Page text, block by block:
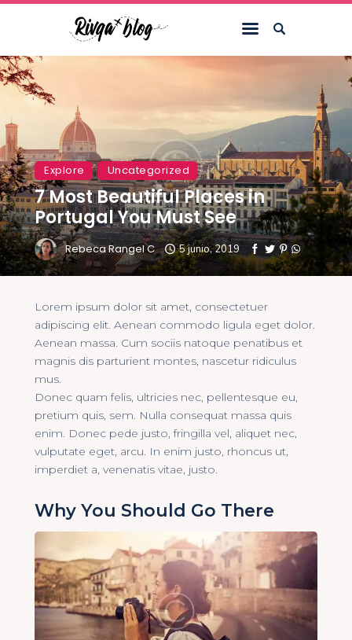
Blog
Viajes
Riviews
Recursos
Acerca de
Contacto
Explore Uncategorized
7 Most Beautiful Places in
Portugal You Must See
Rebeca Rangel C 5 junio, 2019
Lorem ipsum dolor sit amet, consectetuer
adipiscing elit. Aenean commodo ligula eget dolor.
Aenean massa. Cum sociis natoque penatibus et
magnis dis parturient montes, nascetur ridiculus
mus.
Donec quam felis, ultricies nec, pellentesque eu,
pretium quis, sem. Nulla consequat massa quis
enim. Donec pede justo, fringilla vel, aliquet nec,
vulputate eget, arcu. In enim justo, rhoncus ut,
imperdiet a, venenatis vitae, justo.
Why You Should Go There